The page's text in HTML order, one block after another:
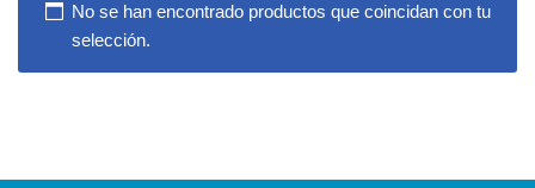
No se han encontrado productos que coincidan con tu
selección.